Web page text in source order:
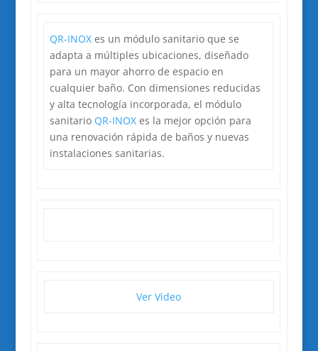
QR-INOX es un módulo sanitario que se
adapta a múltiples ubicaciones, diseñado
para un mayor ahorro de espacio en
cualquier baño. Con dimensiones reducidas
y alta tecnología incorporada, el módulo
sanitario QR-INOX es la mejor opción para
una renovación rápida de baños y nuevas
instalaciones sanitarias.
Ver Video